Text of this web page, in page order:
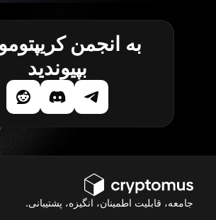
به انجمن
بپیوندید
جامعه، قابلیت اطمینان، انگیزه، پشتیبانی.